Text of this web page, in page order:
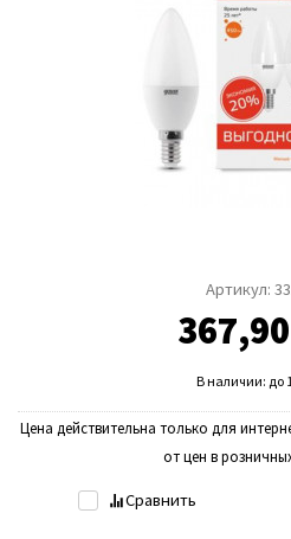
Артикул:
367,90
В наличии: до
Цена действительна только для
от цен в
Сравнить